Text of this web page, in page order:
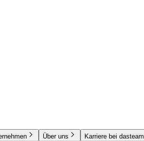
Über uns
Karriere bei dasteam